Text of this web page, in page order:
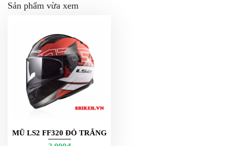
Sản phẩm vừa xem
MŨ LS2 FF320 ĐỎ TRẮNG